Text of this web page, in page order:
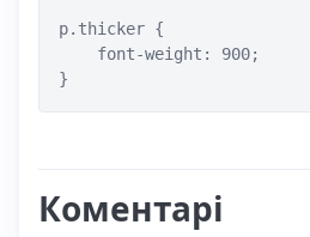
p.thicker {
    font-weight: 900;
}
Коментарі